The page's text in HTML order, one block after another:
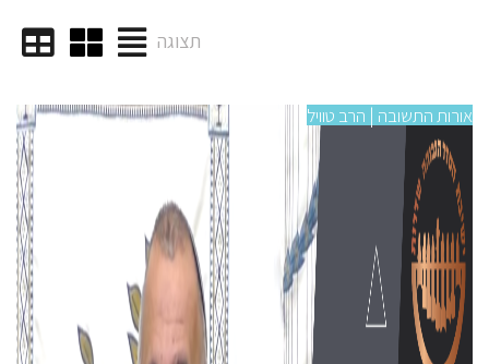
תצוגה
אורות התשובה | הרב טוויל